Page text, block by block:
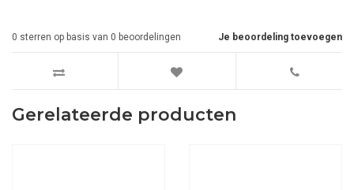
Je beoordeling toevoegen
0 sterren op basis van 0 beoordelingen
Gerelateerde producten